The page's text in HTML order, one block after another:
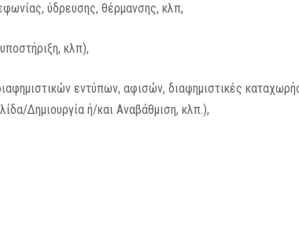
ύδρευσης, θέρμανσης, κλπ,
κλπ),
εντύπων, αφισών, διαφημιστικές
Δημιουργία ή/και Αναβάθμιση, κλπ.),